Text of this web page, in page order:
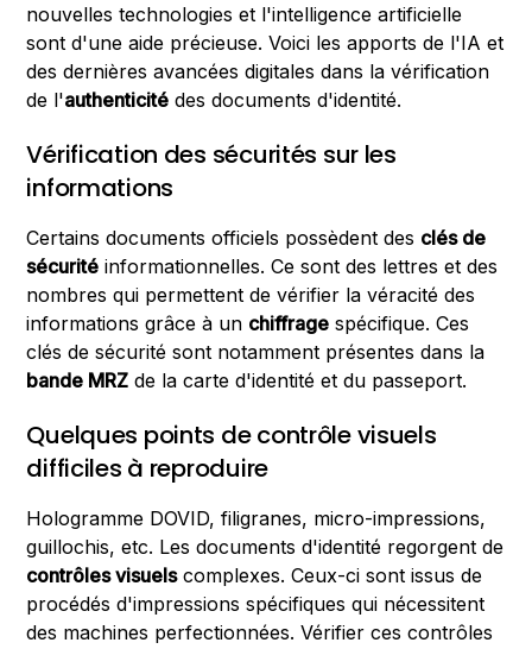
nouvelles technologies et l'intelligence artificielle
sont d'une aide précieuse. Voici les apports de l'IA et
des dernières avancées digitales dans la vérification
de l'authenticité des documents d'identité.
Vérification des sécurités sur les
informations
Certains documents officiels possèdent des clés de
sécurité informationnelles. Ce sont des lettres et des
nombres qui permettent de vérifier la véracité des
informations grâce à un chiffrage spécifique. Ces
clés de sécurité sont notamment présentes dans la
bande MRZ de la carte d'identité et du passeport.
Quelques points de contrôle visuels
difficiles à reproduire
Hologramme DOVID, filigranes, micro-impressions,
guillochis, etc. Les documents d'identité regorgent de
contrôles visuelscomplexes. Ceux-ci sont issus de
procédés d'impressions spécifiques qui nécessitent
des machines perfectionnées. Vérifier ces contrôles